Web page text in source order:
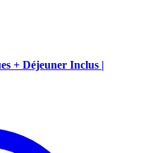
+ Déjeuner Inclus |